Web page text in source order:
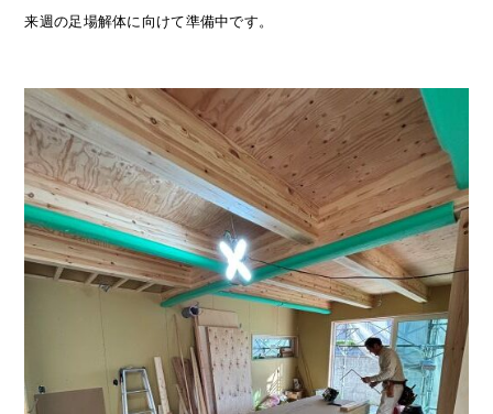
来週の足場解体に向けて準備中です。